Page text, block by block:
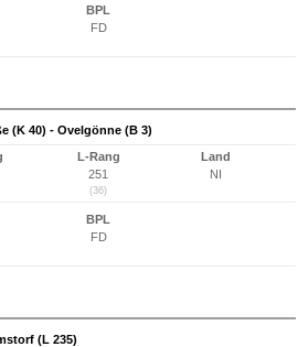
BPL
FD
(K 40) - Ovelgönne (B 3)
L-Rang
251
(36)
Land
NI
BPL
FD
(L 235)